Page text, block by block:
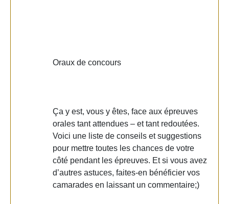
Oraux de concours
Ça y est, vous y êtes, face aux épreuves
orales tant attendues – et tant redoutées.
Voici une liste de conseils et suggestions
pour mettre toutes les chances de votre
côté pendant les épreuves. Et si vous avez
d’autres astuces, faites-en bénéficier vos
camarades en laissant un commentaire;)